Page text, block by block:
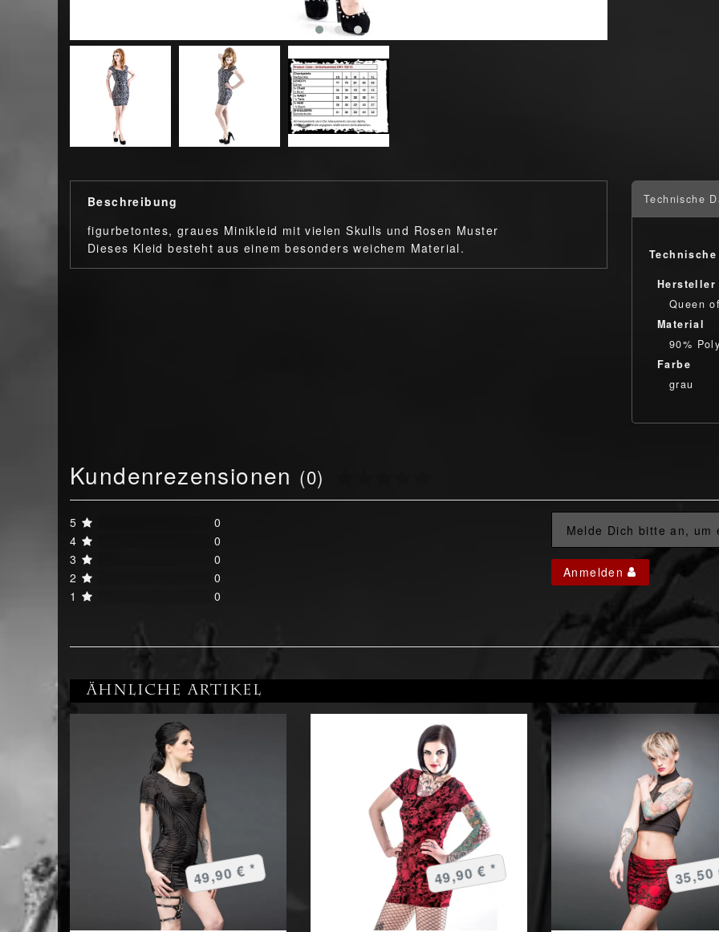
Beschreibung
figurbetontes, graues Minikleid mit vielen Skulls und Rosen Muster
Dieses Kleid besteht aus einem besonders weichem Material.
Technische
Hersteller
Queen
Material
90%
Farbe
grau
Kundenrezensionen (0)
5
0
4
0
3
0
2
0
1
0
Melde Dich bitte an, um
Anmelden
Ähnliche Artikel
49,90 € * 49,90 € *